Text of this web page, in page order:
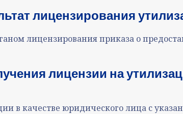
лицензирования
лицензирования приказа о
лицензии на
в качестве юридического лица с